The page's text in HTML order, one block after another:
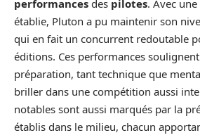
performances des pilotes. Avec
établie, Pluton a pu maintenir son
qui en fait un concurrent redoutable
éditions. Ces performances
préparation, tant technique que
briller dans une compétition aussi
notables sont aussi marqués par la
établis dans le milieu, chacun